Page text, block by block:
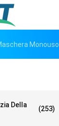
Monouso
Della
(253)